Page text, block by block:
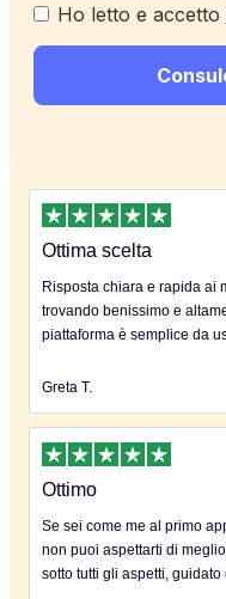
Ho letto e accetto
Ottima scelta
Risposta chiara e rapida ai
trovando benissimo e
piattaforma è semplice da
Greta T.
Ottimo
Se sei come me al primo
non puoi aspettarti di
sotto tutti gli aspetti,